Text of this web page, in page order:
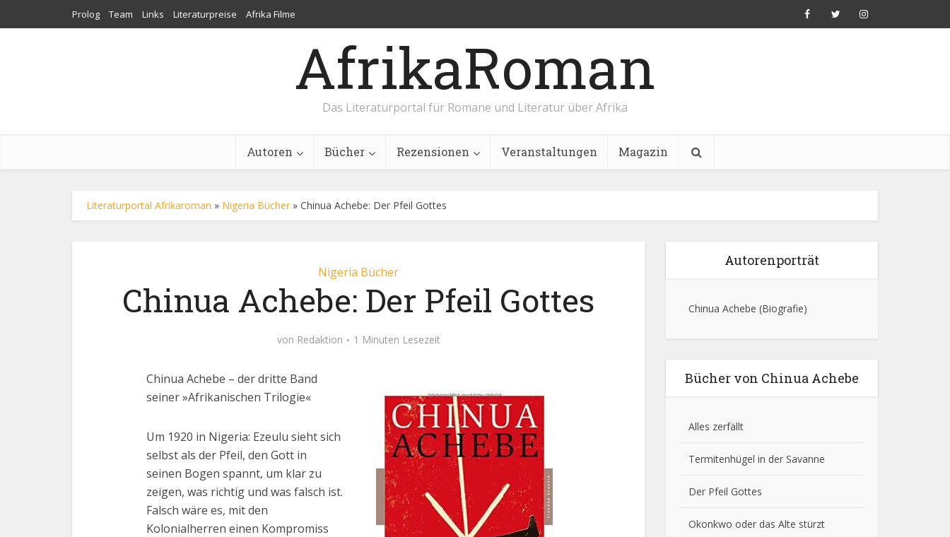
Prolog Team Links Literaturpreise Afrika Filme
AfrikaRoman
Das Literaturportal für Romane und Literatur über Afrika
Autoren Bücher Rezensionen Veranstaltungen Magazin
Literaturportal Afrikaroman » Nigeria Bücher » Chinua Achebe: Der Pfeil Gottes
Nigeria Bücher
Chinua Achebe: Der Pfeil Gottes
von Redaktion 1 Minuten Lesezeit
Chinua Achebe – der dritte Band
seiner »Afrikanischen Trilogie«
Um 1920 in Nigeria: Ezeulu sieht sich
selbst als der Pfeil, den Gott in
seinen Bogen spannt, um klar zu
zeigen, was richtig und was falsch ist.
Falsch wäre es, mit den
Kolonialherren einen Kompromiss
Autorenporträt
Chinua Achebe (Biografie)
Bücher von Chinua Achebe
Alles zerfällt
Termitenhügel in der Savanne
Der Pfeil Gottes
Okonkwo oder das Alte stürzt